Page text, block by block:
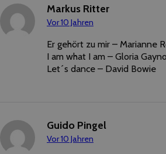
Markus Ritter
Vor 10 Jahren
Er gehört zu mir – Marianne
I am what I am – Gloria
Let´s dance – David Bowie
Guido Pingel
Vor 10 Jahren